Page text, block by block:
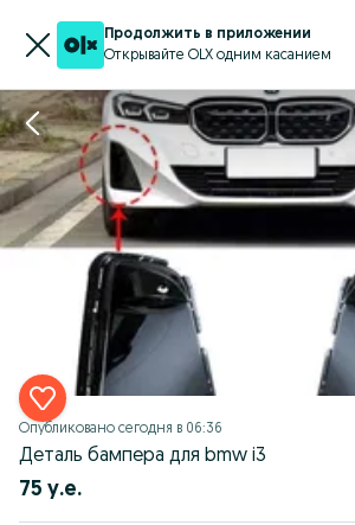
Продолжить в приложении
Открывайте OLX одним касанием
Опубликовано сегодня в 06:36
Деталь бампера для bmw i3
75 у.е.